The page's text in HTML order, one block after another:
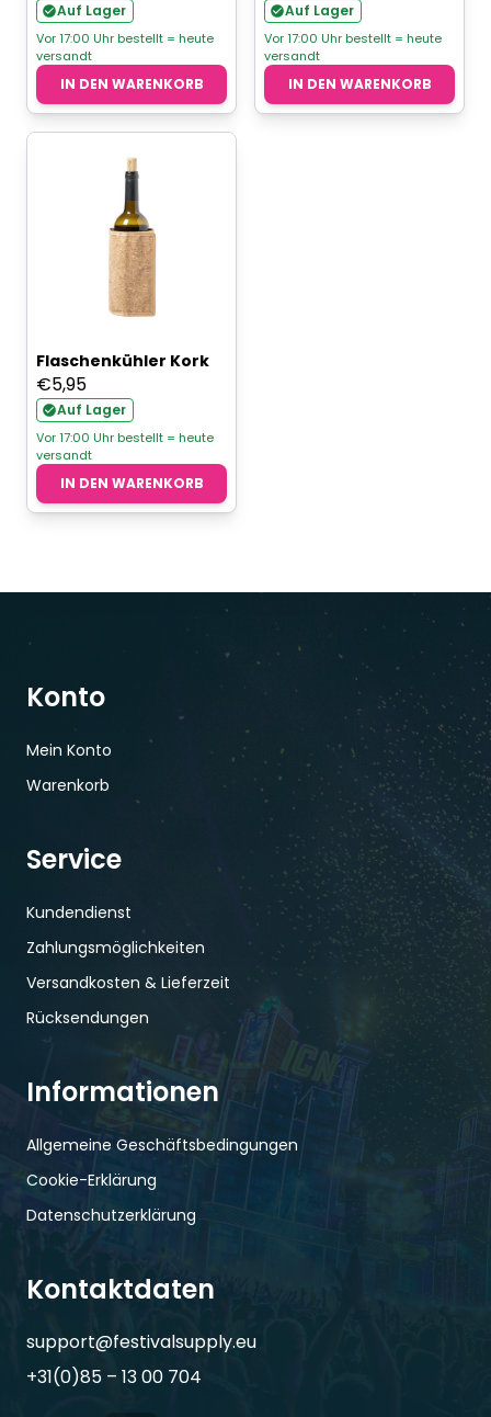
Auf Lager
Vor 17:00 Uhr bestellt = heute
versandt
IN DEN WARENKORB
Auf Lager
Vor 17:00 Uhr bestellt = heute
versandt
IN DEN WARENKORB
Flaschenkühler Kork
€5,95
Auf Lager
Vor 17:00 Uhr bestellt = heute
versandt
IN DEN WARENKORB
Konto
Mein Konto
Warenkorb
Service
Kundendienst
Zahlungsmöglichkeiten
Versandkosten & Lieferzeit
Rücksendungen
Informationen
Allgemeine Geschäftsbedingungen
Cookie-Erklärung
Datenschutzerklärung
Kontaktdaten
support@festivalsupply.eu
+31(0)85 – 13 00 704